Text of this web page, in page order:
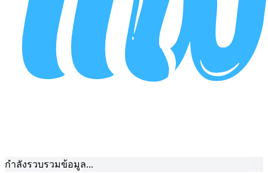
กำลังรวบรวมข้อมูล...